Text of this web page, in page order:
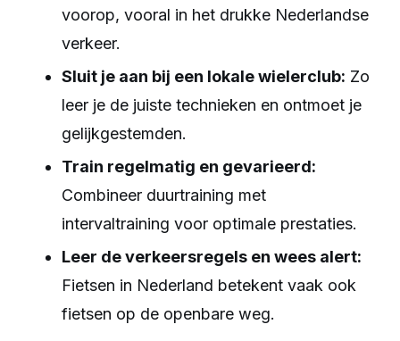
voorop, vooral in het drukke Nederlandse
verkeer.
Sluit je aan bij een lokale wielerclub: Zo
leer je de juiste technieken en ontmoet je
gelijkgestemden.
Train regelmatig en gevarieerd:
Combineer duurtraining met
intervaltraining voor optimale prestaties.
Leer de verkeersregels en wees alert:
Fietsen in Nederland betekent vaak ook
fietsen op de openbare weg.